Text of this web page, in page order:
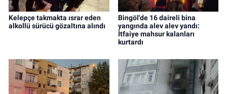
Kelepçe takmakta ısrar eden
alkollü sürücü gözaltına alındı
Bingöl'de 16 daireli bina
yangında alev alev yandı:
İtfaiye mahsur kalanları
kurtardı